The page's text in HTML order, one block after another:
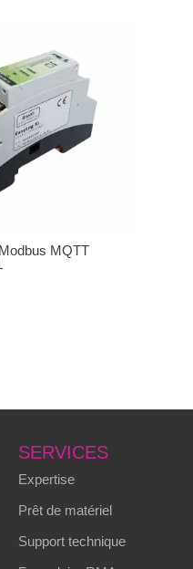
MQTT
SERVICES
Expertise
Prêt de matériel
Support technique